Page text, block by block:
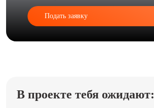
Подать заявку
В проекте тебя ожидают: